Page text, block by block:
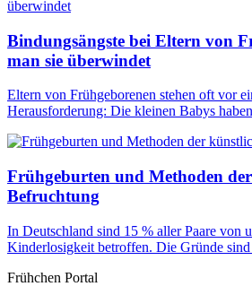
Bindungsängste bei Eltern von
man sie überwindet
Eltern von Frühgeborenen stehen oft vor
Herausforderung: Die kleinen Babys
Frühgeburten und Methoden
Befruchtung
In Deutschland sind 15 % aller Paare von
Kinderlosigkeit betroffen. Die Gründe
Frühchen Portal